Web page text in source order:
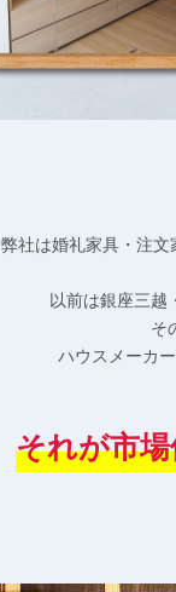
弊社は婚礼家具・注
以前は銀座三越
そ
ハウスメーカ
それが市